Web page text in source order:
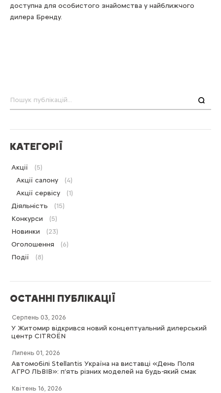
доступна для особистого знайомства у найближчого
дилера Бренду.
КАТЕГОРІЇ
Акції
(5)
Акції салону
(4)
Акції сервісу
(1)
Діяльність
(15)
Конкурси
(5)
Новинки
(23)
Оголошення
(6)
Події
(8)
ОСТАННІ ПУБЛІКАЦІЇ
Серпень 03, 2026
У Житомир відкрився новий концептуальний дилерський
центр CITROËN
Липень 01, 2026
Автомобілі Stellantis Україна на виставці «День Поля
АГРО ЛЬВІВ»: п’ять різних моделей на будь-який смак
Квітень 16, 2026